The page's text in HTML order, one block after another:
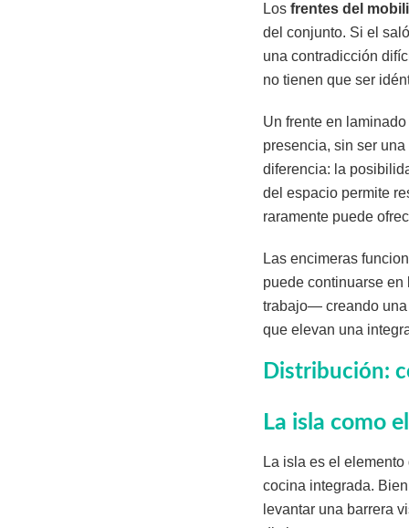
Los frentes del
del conjunto. Si el
una contradicción
no tienen que ser
Un frente en
presencia, sin ser
diferencia: la
del espacio permite
raramente puede
Las encimeras
puede continuarse
trabajo— creando una
que elevan una
Distribución:
La isla como
La isla es el
cocina integrada.
levantar una barrera